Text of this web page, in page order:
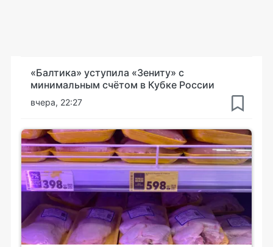
«Балтика» уступила «Зениту» с
минимальным счётом в Кубке России
вчера, 22:27